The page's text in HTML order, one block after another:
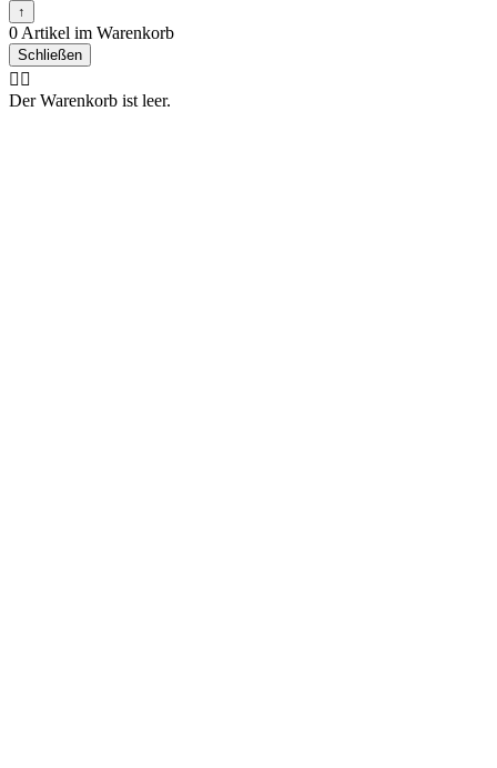
↑
0 Artikel im Warenkorb
Schließen
🤷‍♂️
Der Warenkorb ist leer.